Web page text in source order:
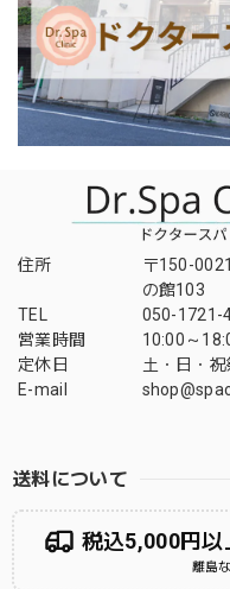
住所
〒150-
の館103
TEL
050-1721-
営業時間
10:00～
定休日
土・日・祝
E-mail
送料について
税込5,000円
離島